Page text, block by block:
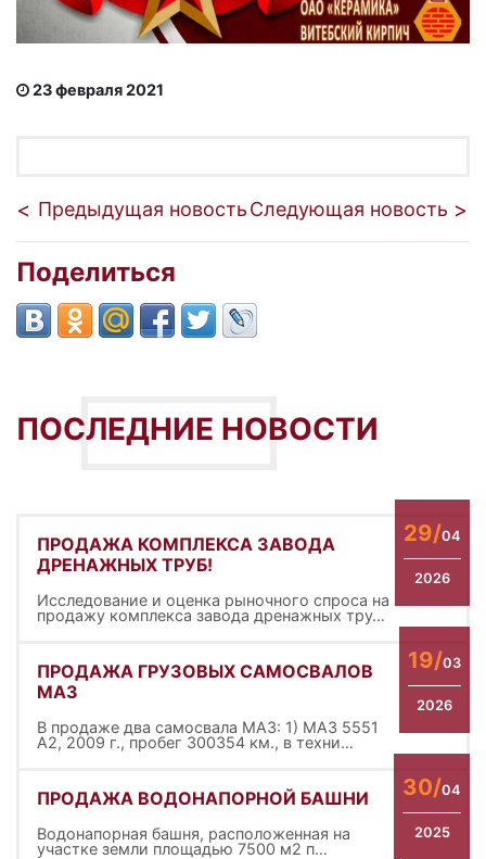
23 февраля 2021
Предыдущая новостьСледующая новость
Поделиться
ПОСЛЕДНИЕ НОВОСТИ
ПРОДАЖА КОМПЛЕКСА ЗАВОДА
ДРЕНАЖНЫХ ТРУБ!
Исследование и оценка рыночного спроса на
продажу комплекса завода дренажных тру…
29/04
2026
ПРОДАЖА ГРУЗОВЫХ САМОСВАЛОВ
МАЗ
В продаже два самосвала МАЗ: 1) МАЗ 5551
А2, 2009 г., пробег 300354 км., в техни…
19/03
2026
ПРОДАЖА ВОДОНАПОРНОЙ БАШНИ
Водонапорная башня, расположенная на
участке земли площадью 7500 м2 п…
30/04
2025